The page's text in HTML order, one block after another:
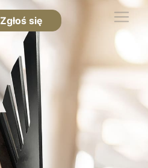
Zgłoś się